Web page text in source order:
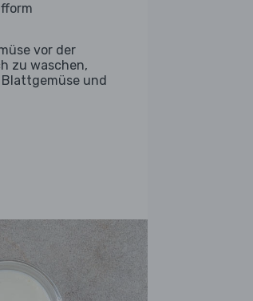
vor der
zu waschen,
und